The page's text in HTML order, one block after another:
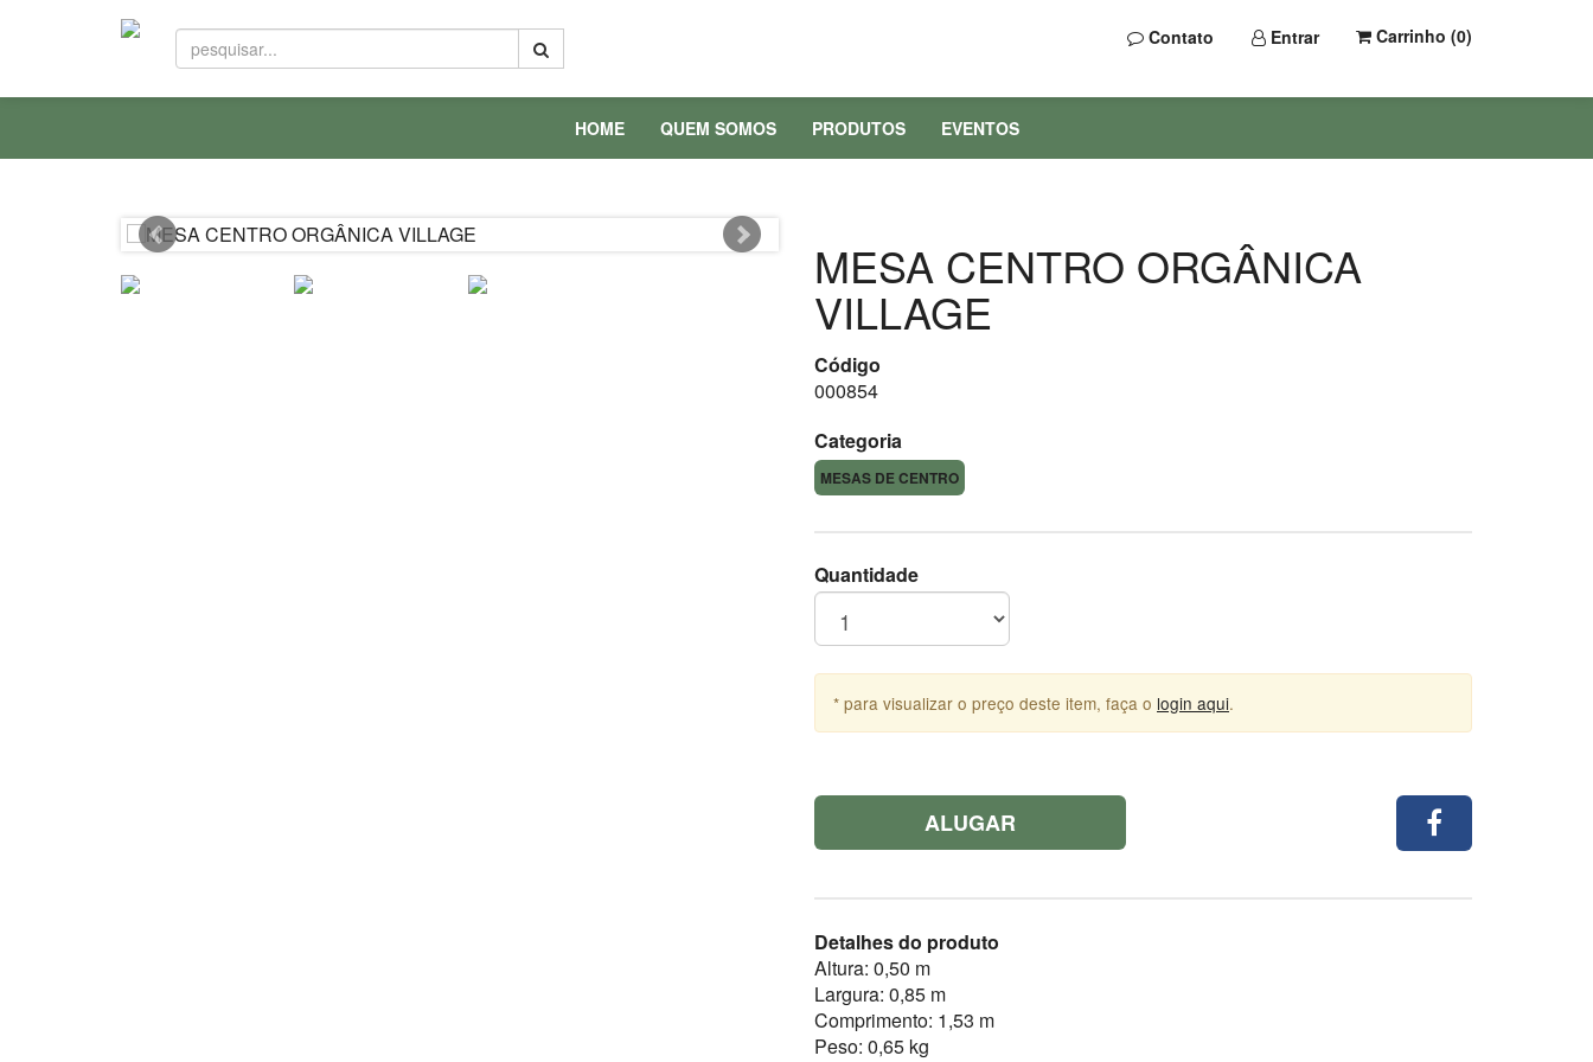
Contato Entrar Carrinho (0)
HOME QUEM SOMOS PRODUTOS EVENTOS
MESA CENTRO ORGÂNICA
VILLAGE
Código
000854
Categoria
MESAS DE CENTRO
Quantidade
* para visualizar o preço deste item, faça o login aqui.
ALUGAR
Detalhes do produto
Altura: 0,50 m
Largura: 0,85 m
Comprimento: 1,53 m
Peso: 0,65 kg